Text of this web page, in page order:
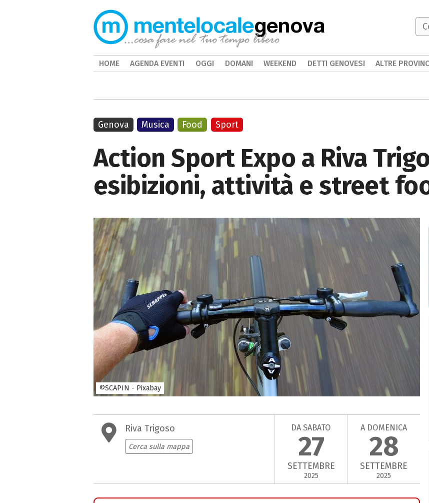
Action Sport Expo a Riva
esibizioni, attività e street
©SCAPIN - Pixabay
Riva Trigoso
Cerca sulla mappa
DA SABATO
27
SETTEMBRE
2025
A DOMENICA
28
SETTEMBRE
2025
Genova Musica Food Sport
genova
HOME AGENDA EVENTI OGGI DOMANI WEEKEND DETTI GENOVESI ALTRE